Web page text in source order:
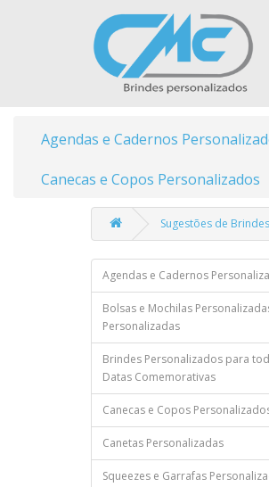
Agendas e Cadernos
Canecas e Copos Personalizados
Sugestões de
Agendas e Cadernos
Bolsas e Mochilas
Personalizadas
Brindes Personalizados para
Datas Comemorativas
Canecas e Copos
Canetas Personalizadas
Squeezes e Garrafas